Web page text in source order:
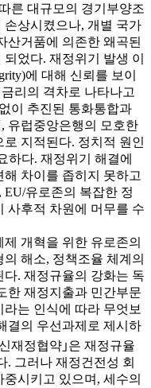
른 대규모의 경기부양조
상시켰으나, 개별 국가
산거품에 의존한 왜곡된
었다. 재정위기 발생 이
에 대해 신뢰를 보이
리의 격차로 나타나고
이 추진된 통화통합과
유럽중앙은행의 모호한
지적된다. 정치적 원인
하다. 재정위기 해결에
차이를 좁히지 못하고
유로존의 복잡한 정
사후적 차원에 머무를 수
개혁을 위한 유로존의
해소, 정책조율 체계의
. 재정규율의 강화는 독
한 재정지출과 민간부문
는 인식에 따라 무엇보
결의 우선과제로 제시하
재정협약｣은 재정규율
. 그러나 재정건전성 회
시키고 있으며, 세수의